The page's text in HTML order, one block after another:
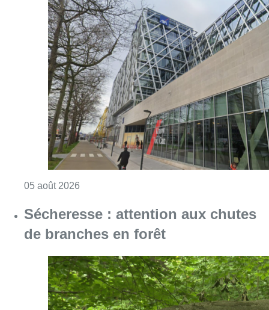
05 août 2026
Sécheresse : attention aux chutes
de branches en forêt